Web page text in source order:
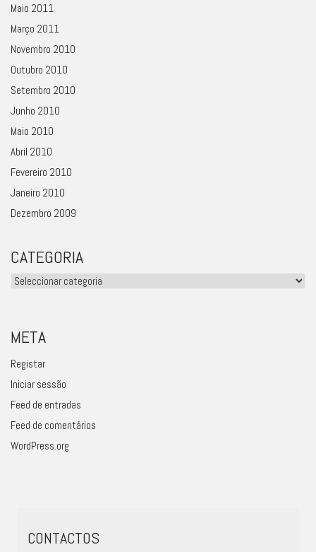
Maio 2011
Março 2011
Novembro 2010
Outubro 2010
Setembro 2010
Junho 2010
Maio 2010
Abril 2010
Fevereiro 2010
Janeiro 2010
Dezembro 2009
CATEGORIA
Categoria
META
Registar
Iniciar sessão
Feed de entradas
Feed de comentários
WordPress.org
CONTACTOS